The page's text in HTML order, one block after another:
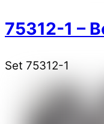
75312-1 –
Set 75312-1